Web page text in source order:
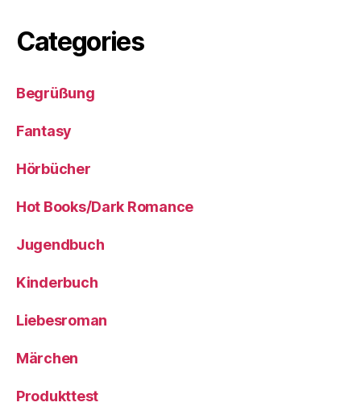
Categories
Begrüßung
Fantasy
Hörbücher
Hot Books/Dark Romance
Jugendbuch
Kinderbuch
Liebesroman
Märchen
Produkttest